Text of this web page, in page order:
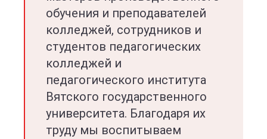
обучения и преподавателей
колледжей, сотрудников и
студентов педагогических
колледжей и
педагогического института
Вятского государственного
университета. Благодаря их
труду мы воспитываем